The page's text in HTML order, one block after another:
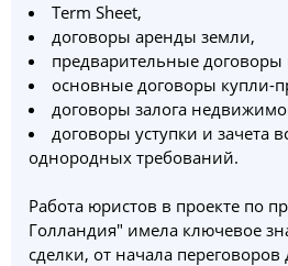
Term Sheet,
договоры аренды земли,
предварительные
основные договоры купли-
договоры залога
договоры уступки и зачета
однородных требований.
Работа юристов в проекте по
Голландия" имела ключевое
сделки, от начала